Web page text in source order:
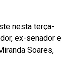
nesta terça-
ex-senador e
Soares,